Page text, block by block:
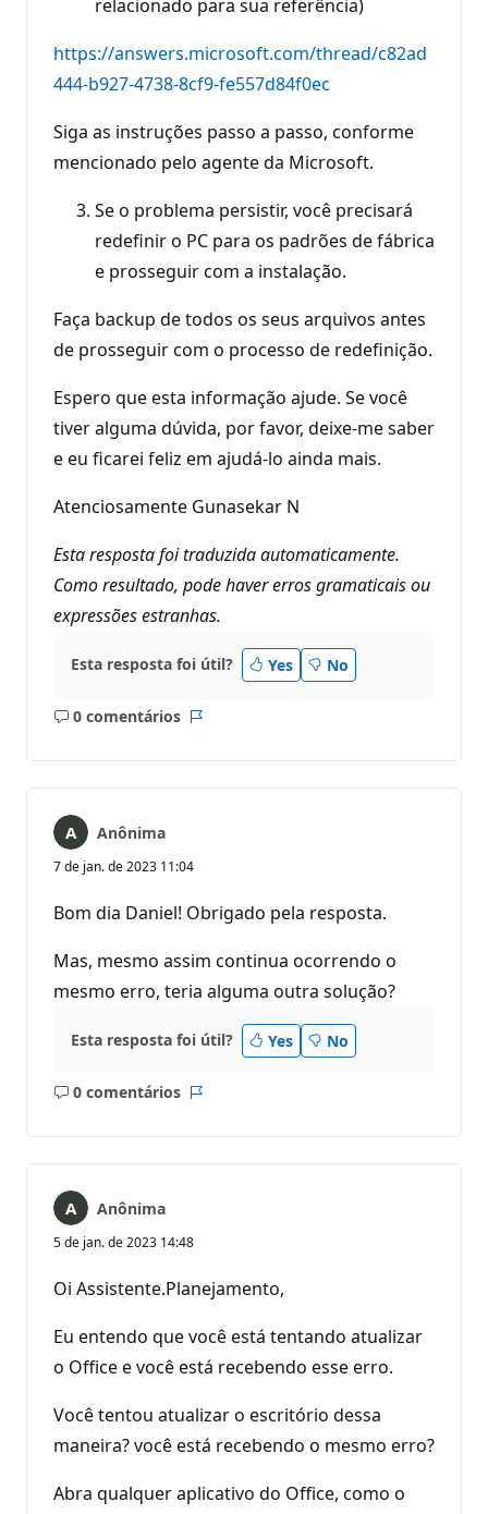
relacionado para sua referência)
https://answers.microsoft.com/thread/c82ad
444-b927-4738-8cf9-fe557d84f0ec
Siga as instruções passo a passo, conforme
mencionado pelo agente da Microsoft.
Se o problema persistir, você precisará
redefinir o PC para os padrões de fábrica
e prosseguir com a instalação.
Faça backup de todos os seus arquivos antes
de prosseguir com o processo de redefinição.
Espero que esta informação ajude. Se você
tiver alguma dúvida, por favor, deixe-me saber
e eu ficarei feliz em ajudá-lo ainda mais.
Atenciosamente Gunasekar N
Esta resposta foi traduzida automaticamente.
Como resultado, pode haver erros gramaticais ou
expressões estranhas.
Esta resposta foi útil? Yes No
0 comentários
Sem
Anônima
7 de jan. de 2023 11:04
Bom dia Daniel! Obrigado pela resposta.
Mas, mesmo assim continua ocorrendo o
mesmo erro, teria alguma outra solução?
Esta resposta foi útil? Yes No
0 comentários
Sem
Anônima
5 de jan. de 2023 14:48
Oi Assistente.Planejamento,
Eu entendo que você está tentando atualizar
o Office e você está recebendo esse erro.
Você tentou atualizar o escritório dessa
maneira? você está recebendo o mesmo erro?
Abra qualquer aplicativo do Office, como o